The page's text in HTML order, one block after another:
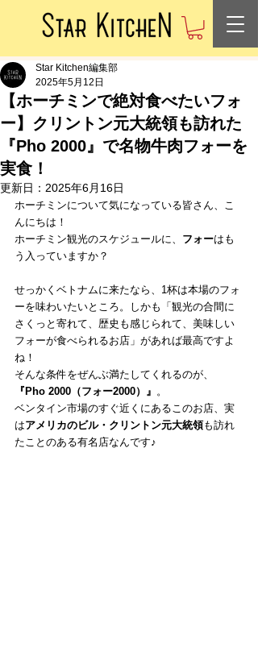
【ホーチミンで絶対食べたいフォ
ー】クリントン元大統領も訪れた
『Pho 2000』で名物牛肉フォーを
実食！
Star Kitchen編集部
2025年5月12日
更新日： 2025年6月16日
ホーチミンについて気になっている皆さん、こ
んにちは！
ホーチミン観光のスケジュールに、 フォーはも
う入っていますか？
せっかくベトナムに来たなら、1杯は本場のフォ
ーを味わいたいところ。しかも「観光の合間に
さくっと寄れて、歴史も感じられて、美味しい
フォーが食べられるお店」があれば最高ですよ
ね！
そんな条件をぜんぶ満たしてくれるのが、
『Pho 2000（フォー2000）』 。
ベンタイン市場のすぐ近くにあるこのお店、実
はアメリカのビル・クリントン元大統領も訪れ
たことのある有名店なんです♪